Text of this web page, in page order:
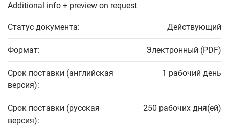
Additional info + preview on request
Статус документа: Действующий
Формат: Электронный (PDF)
Срок поставки (английская
версия):
1 рабочий день
Срок поставки (русская
версия):
250 рабочих дня(ей)